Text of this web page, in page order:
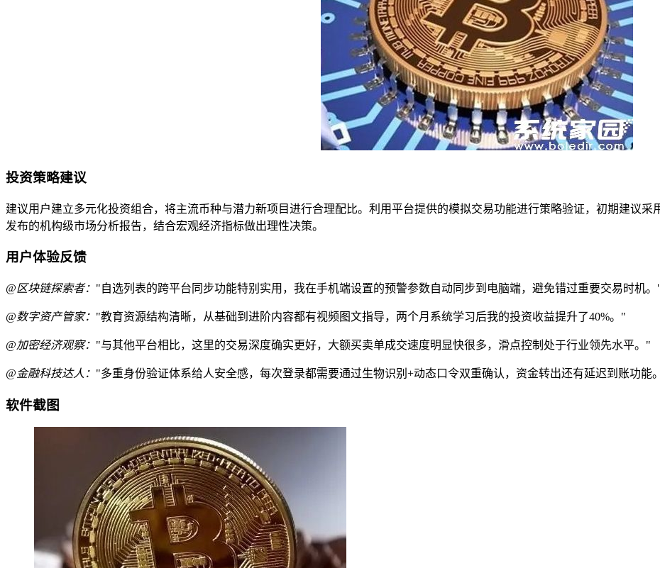
投资策略建议
建议用户建立多元化投资组合，将主流币种与潜力新项目进行合理配比。利用平台提供的模拟交易功能进行策略验证，初期建议
发布的机构级市场分析报告，结合宏观经济指标做出理性决策。
用户体验反馈
@区块链探索者： "自选列表的跨平台同步功能特别实用，我在手机端设置的预警参数自动同步到电脑端，避免错过重要交易时机。
@数字资产管家： "教育资源结构清晰，从基础到进阶内容都有视频图文指导，两个月系统学习后我的投资收益提升了40%。"
@加密经济观察： "与其他平台相比，这里的交易深度确实更好，大额买卖单成交速度明显快很多，滑点控制处于行业领先水平。"
@金融科技达人： "多重身份验证体系给人安全感，每次登录都需要通过生物识别+动态口令双重确认，资金转出还有延迟到账功能
软件截图